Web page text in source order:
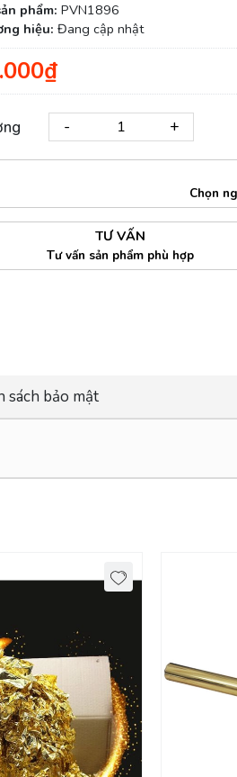
phẩm: PVN1896
hiệu: Đang cập nhật
- +
Chọn
TƯ VẤN
Tư vấn sản phẩm phù hợp
sách bảo mật